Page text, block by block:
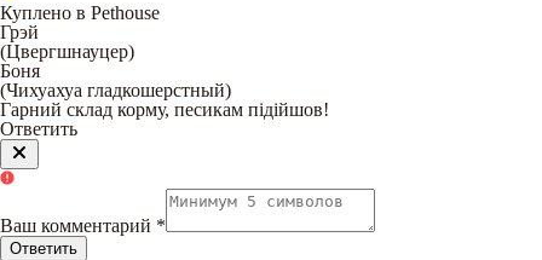
Куплено в Pethouse
Грэй
(Цвергшнауцер)
Боня
(Чихуахуа гладкошерстный)
Гарний склад корму, песикам підійшов!
Ответить
Ваш комментарий *
Ответить